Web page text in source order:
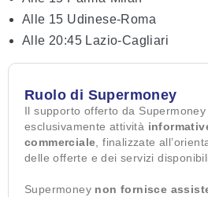
Alle 15 Udinese-Roma
Alle 20:45 Lazio-Cagliari
Ruolo di Supermoney
Il supporto offerto da
esclusivamente attività
commerciale , finalizzate
delle offerte e dei servizi
Supermoney non fornisce